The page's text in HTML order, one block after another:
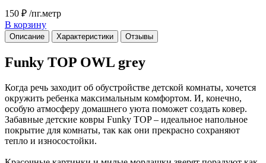
150 ₽ /пг.метр
В корзину
Описание Характеристики Отзывы
Funky TOP OWL grey
Когда речь заходит об обустройстве детской комнаты, хочется
окружить ребенка максимальным комфортом. И, конечно,
особую атмосферу домашнего уюта поможет создать ковер.
Забавные детские ковры Funky TOP – идеальное напольное
покрытие для комнаты, так как они прекрасно сохраняют
тепло и износостойки.